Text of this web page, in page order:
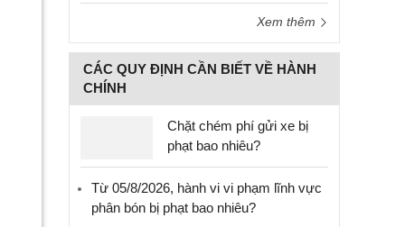
Xem thêm
CÁC QUY ĐỊNH CẦN BIẾT VỀ HÀNH
CHÍNH
Chặt chém phí gửi xe bị
phạt bao nhiêu?
Từ 05/8/2026, hành vi vi phạm lĩnh vực
phân bón bị phạt bao nhiêu?